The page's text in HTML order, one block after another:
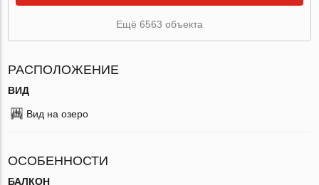
Ещё 6563 объекта
РАСПОЛОЖЕНИЕ
ВИД
Вид на озеро
ОСОБЕННОСТИ
БАЛКОН